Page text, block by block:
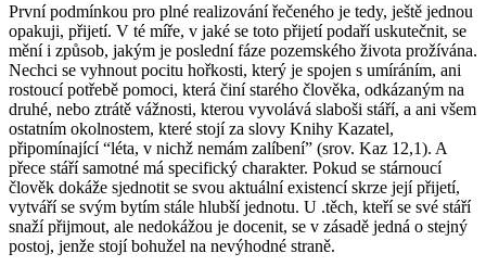
První podmínkou pro plné realizování řečeného je tedy, ještě jednou
opakuji, přijetí. V té míře, v jaké se toto přijetí podaří uskutečnit, se
mění i způsob, jakým je poslední fáze pozemského života prožívána.
Nechci se vyhnout pocitu hořkosti, který je spojen s umíráním, ani
rostoucí potřebě pomoci, která činí starého člověka, odkázaným na
druhé, nebo ztrátě vážnosti, kterou vyvolává slaboši stáří, a ani všem
ostatním okolnostem, které stojí za slovy Knihy Kazatel,
připomínající “léta, v nichž nemám zalíbení” (srov. Kaz 12,1). A
přece stáří samotné má specifický charakter. Pokud se stárnoucí
člověk dokáže sjednotit se svou aktuální existencí skrze její přijetí,
vytváří se svým bytím stále hlubší jednotu. U .těch, kteří se své stáří
snaží přijmout, ale nedokážou je docenit, se v zásadě jedná o stejný
postoj, jenže stojí bohužel na nevýhodné straně.